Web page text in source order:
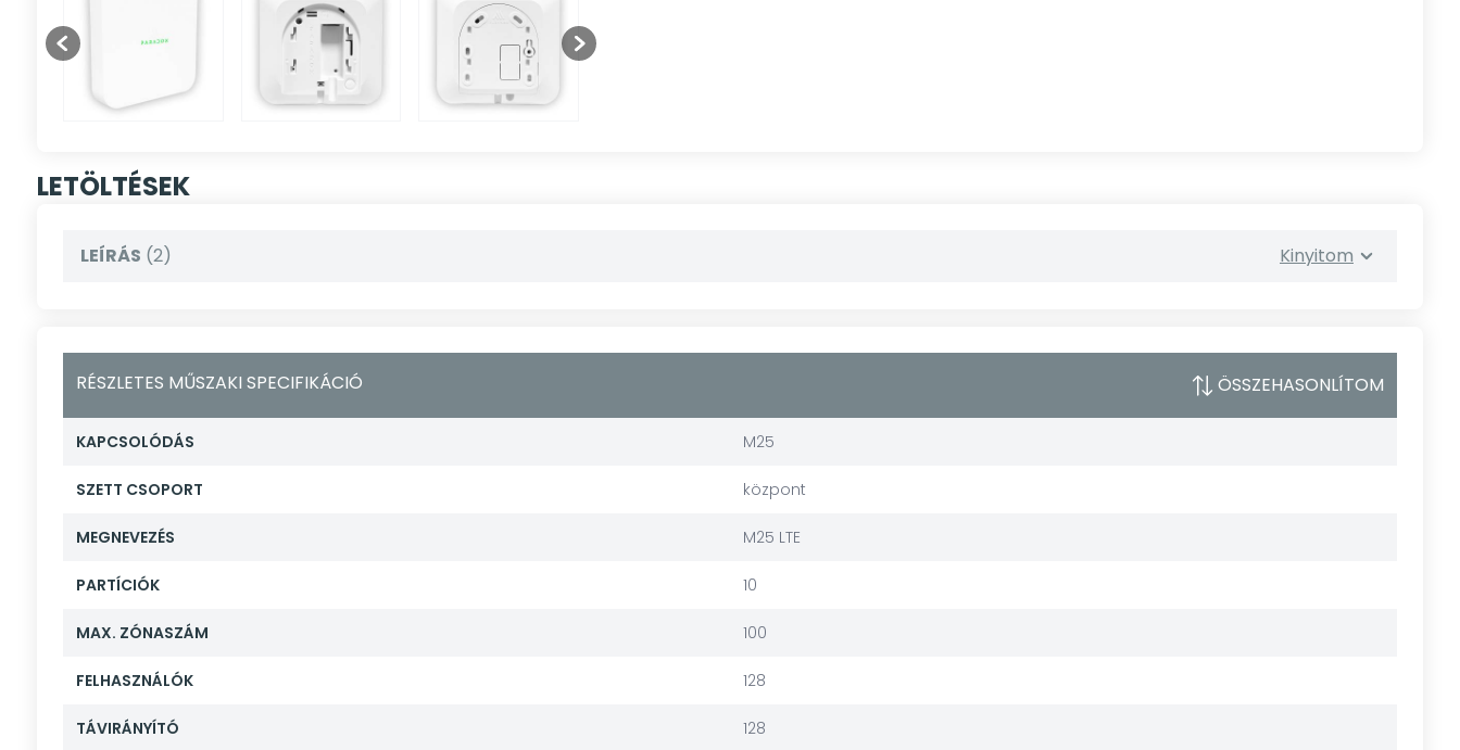
LETÖLTÉSEK
LEÍRÁS (2) Kinyitom
RÉSZLETES MŰSZAKI SPECIFIKÁCIÓ ÖSSZEHASONLÍTOM
KAPCSOLÓDÁS M25
SZETT CSOPORT központ
MEGNEVEZÉS M25 LTE
PARTÍCIÓK 10
MAX. ZÓNASZÁM 100
FELHASZNÁLÓK 128
TÁVIRÁNYÍTÓ 128